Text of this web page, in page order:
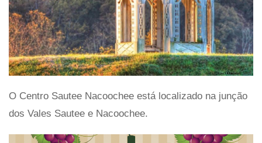
O Centro Sautee Nacoochee está localizado na junção
dos Vales Sautee e Nacoochee.